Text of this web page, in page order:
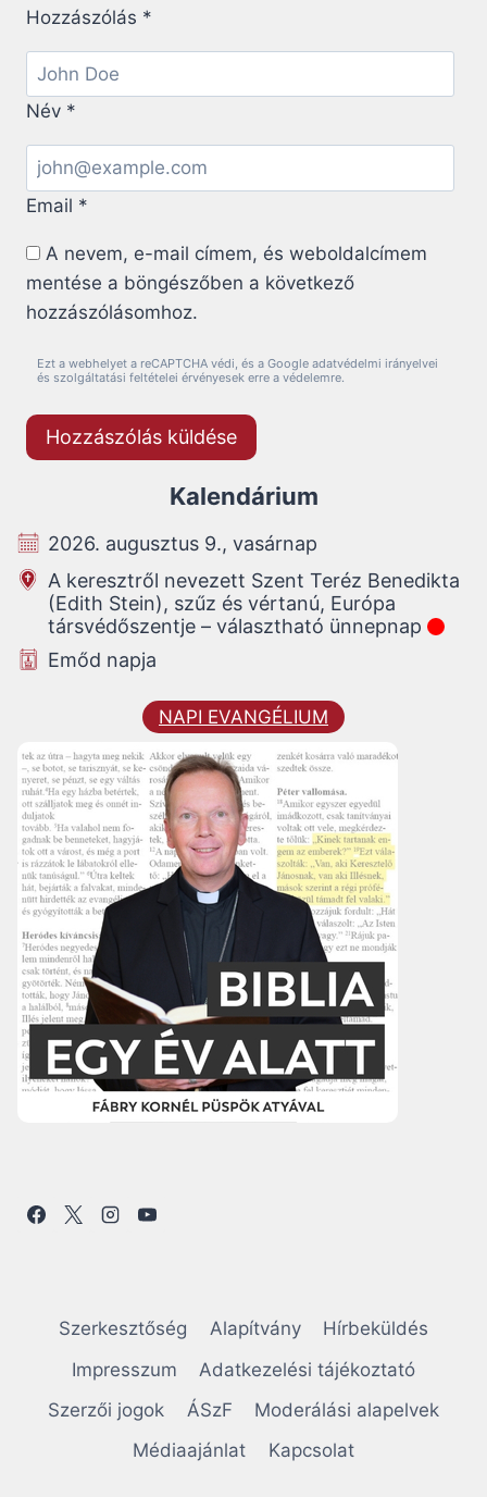
Hozzászólás *
Név *
Email *
A nevem, e-mail címem, és weboldalcímem
mentése a böngészőben a következő
hozzászólásomhoz.
Ezt a webhelyet a reCAPTCHA védi, és a Google adatvédelmi irányelvei
és szolgáltatási feltételei érvényesek erre a védelemre.
Kalendárium
2026. augusztus 9., vasárnap
A keresztről nevezett Szent Teréz Benedikta
(Edith Stein), szűz és vértanú, Európa
társvédőszentje – választható ünnepnap
Emőd napja
NAPI EVANGÉLIUM
Szerkesztőség Alapítvány
Hírbeküldés
Impresszum
Adatkezelési tájékoztató
Szerzői jogok
ÁSzF
Moderálási alapelvek
Médiaajánlat
Kapcsolat